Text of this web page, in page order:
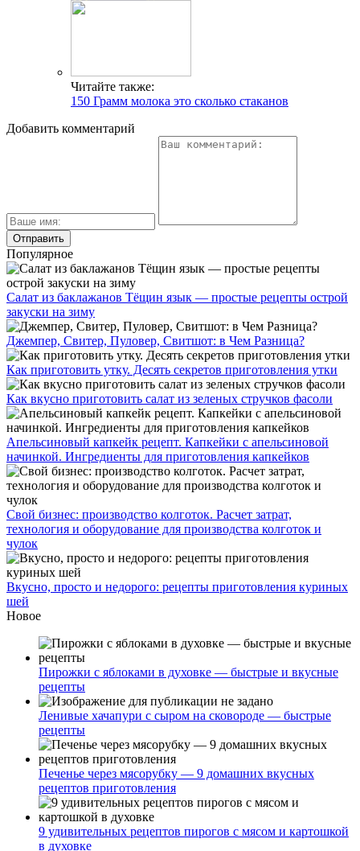
Читайте также:
150 Грамм молока это сколько стаканов
Добавить комментарий
Популярное
Салат из баклажанов Тёщин язык — простые рецепты острой
закуски на зиму
Джемпер, Свитер, Пуловер, Свитшот: в Чем Разница?
Как приготовить утку. Десять секретов приготовления утки
Как вкусно приготовить салат из зеленых стручков фасоли
Апельсиновый капкейк рецепт. Капкейки с апельсиновой
начинкой. Ингредиенты для приготовления капкейков
Свой бизнес: производство колготок. Расчет затрат,
технология и оборудование для производства колготок и
чулок
Вкусно, просто и недорого: рецепты приготовления куриных
шей
Новое
Пирожки с яблоками в духовке — быстрые и вкусные
рецепты
Ленивые хачапури с сыром на сковороде — быстрые
рецепты
Печенье через мясорубку — 9 домашних вкусных
рецептов приготовления
9 удивительных рецептов пирогов с мясом и картошкой
в духовке